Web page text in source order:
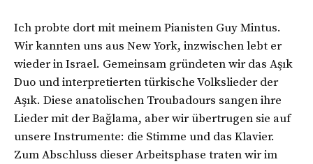
Ich probte dort mit meinem Pianisten Guy Mintus.
Wir kannten uns aus New York, inzwischen lebt er
wieder in Israel. Gemeinsam gründeten wir das Aşık
Duo und interpretierten türkische Volkslieder der
Aşık. Diese anatolischen Troubadours sangen ihre
Lieder mit der Bağlama, aber wir übertrugen sie auf
unsere Instrumente: die Stimme und das Klavier.
Zum Abschluss dieser Arbeitsphase traten wir im